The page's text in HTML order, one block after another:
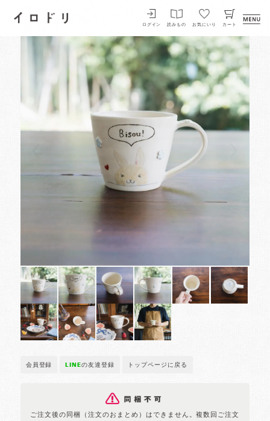
イロドリ
ログイン 読みもの お気にいり カート
会員登録 LINEの友達登録 トップページに戻る
ご注文後の同梱（注文のおまとめ）はできません。複数回ご注文